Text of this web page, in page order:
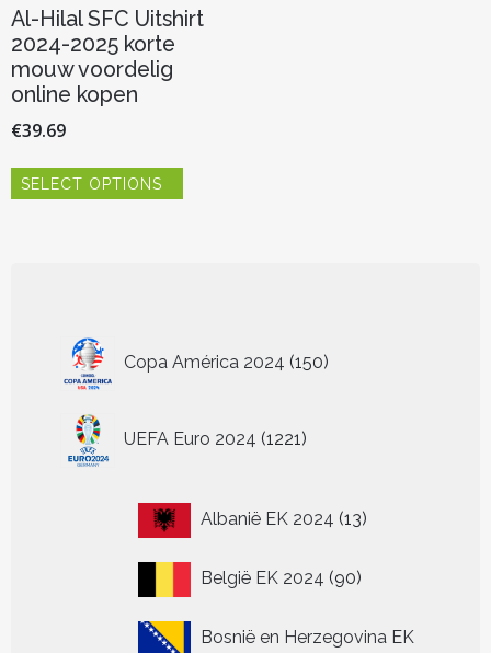
Al-Hilal SFC Uitshirt
2024-2025 korte
mouw voordelig
online kopen
€39.69
SELECT OPTIONS
worden
productpagina
Copa América 2024 150
producten
UEFA Euro 2024 1221
producten
Albanië EK 2024 1313
België EK 2024 9090
Bosnië en Herzegovina EK